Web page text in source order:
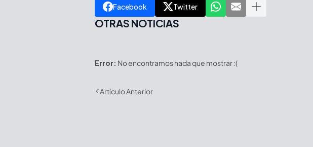
Facebook Twitter
OTRAS NOTICIAS
Error: No encontramos nada que mostrar :(
Artículo Anterior